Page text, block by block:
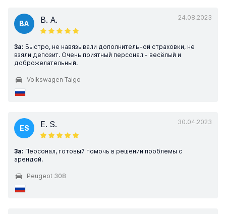
24.08.2023
BA B. A.
За: Быстро, не навязывали дополнительной страховки, не
взяли депозит. Очень приятный персонал - весёлый и
доброжелательный.
Volkswagen Taigo
30.04.2023
ES E. S.
За: Персонал, готовый помочь в решении проблемы с
арендой.
Peugeot 308